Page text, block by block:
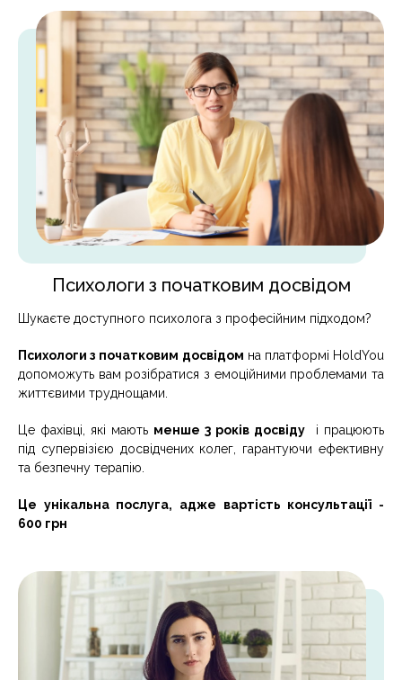
Психологи з початковим досвідом
Шукаєте доступного психолога з професійним підходом?
Психологи з початковим досвідом на платформі HoldYou
допоможуть вам розібратися з емоційними проблемами та
життєвими труднощами.
Це фахівці, які мають менше 3 років досвіду і працюють
під супервізією досвідчених колег, гарантуючи ефективну
та безпечну терапію.
Це унікальна послуга, адже вартість консультації -
600 грн